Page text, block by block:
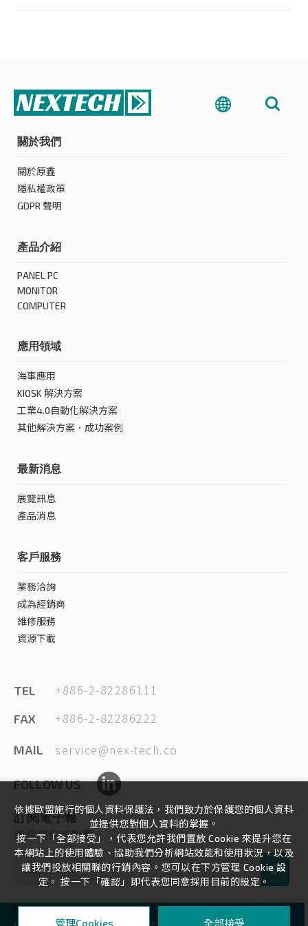
關於我們
關於原鑫
隱私權政策
GDPR 聲明
產品介紹
PANEL PC
MONITOR
COMPUTER
應用領域
海事應用
KIOSK 解決方案
工業4.0自動化解決方案
其他解決方案．成功案例
最新消息
展覽訊息
產品消息
客戶服務
業務洽詢
成為經銷商
維修服務
資源下載
TEL +886-2-82286111
FAX +886-2-82286222
MAIL service@nex-tech.co
FOLLOW US
訂閱電子報
與我們保持聯繫
依據歐盟施行的個人資料保護法，我們致力於保護您的個人資料
並提供您對個人資料的掌握。
按一下「全部接受」，代表您允許我們置放 Cookie 來提升您在
本網站上的使用體驗、協助我們分析網站效能和使用狀況，以及
讓我們投放相關聯的行銷內容。您可以在下方管理 Cookie 設
定。 按一下「確認」即代表您同意採用目前的設定。
管理Cookies 全部接受